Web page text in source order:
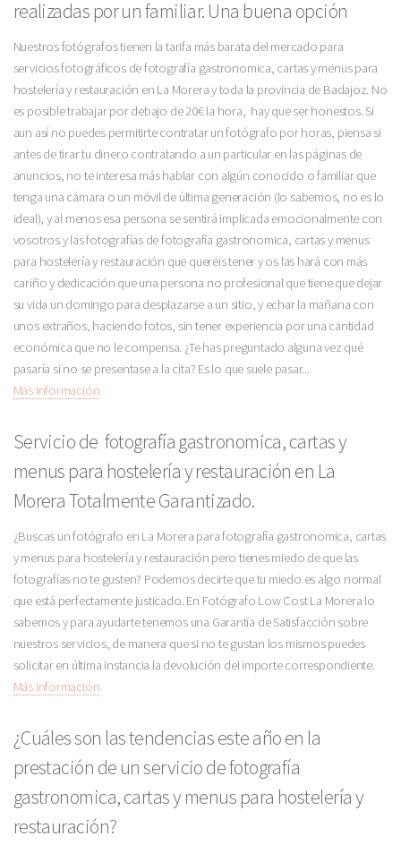
realizadas por un familiar. Una buena opción
Nuestros fotógrafos tienen la tarifa más barata del mercado para
servicios fotográficos de fotografía gastronomica, cartas y menus para
hostelería y restauración en La Morera y toda la provincia de Badajoz. No
es posible trabajar por debajo de 20€ la hora, hay que ser honestos. Si
aun así no puedes permitirte contratar un fotógrafo por horas, piensa si
antes de tirar tu dinero contratando a un particular en las páginas de
anuncios, no te interesa más hablar con algún conocido o familiar que
tenga una cámara o un móvil de última generación (lo sabemos, no es lo
ideal), y al menos esa persona se sentirá implicada emocionalmente con
vosotros y las fotografías de fotografía gastronomica, cartas y menus
para hostelería y restauración que queréis tener y os las hará con más
cariño y dedicación que una persona no profesional que tiene que dejar
su vida un domingo para desplazarse a un sitio, y echar la mañana con
unos extraños, haciendo fotos, sin tener experiencia por una cantidad
económica que no le compensa. ¿Te has preguntado alguna vez qué
pasaría si no se presentase a la cita? Es lo que suele pasar...
Más Información
Servicio de fotografía gastronomica, cartas y
menus para hostelería y restauración en La
Morera Totalmente Garantizado.
¿Buscas un fotógrafo en La Morera para fotografía gastronomica, cartas
y menus para hostelería y restauración pero tienes miedo de que las
fotografías no te gusten? Podemos decirte que tu miedo es algo normal
que está perfectamente justicado. En Fotógrafo Low Cost La Morera lo
sabemos y para ayudarte tenemos una Garantía de Satisfacción sobre
nuestros servicios, de manera que si no te gustan los mismos puedes
solicitar en última instancia la devolución del importe correspondiente.
Más Información
¿Cuáles son las tendencias este año en la
prestación de un servicio de fotografía
gastronomica, cartas y menus para hostelería y
restauración?